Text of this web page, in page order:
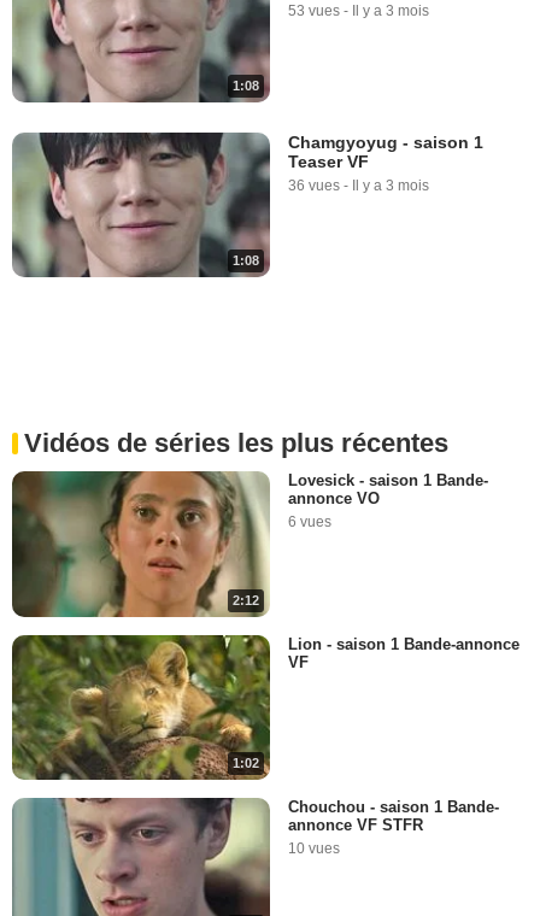
1:08
53 vues - Il y a 3 mois
1:08
Chamgyoyug - saison 1
Teaser VF
36 vues - Il y a 3 mois
Vidéos de séries les plus récentes
2:12
Lovesick - saison 1 Bande-
annonce VO
6 vues
1:02
Lion - saison 1 Bande-annonce
VF
Chouchou - saison 1 Bande-
annonce VF STFR
10 vues